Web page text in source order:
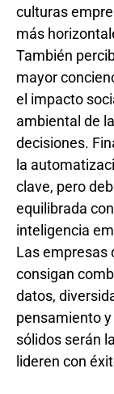
culturas
más
También
mayor
el impacto
ambiental de
decisiones.
la
clave, pero
equilibrada con
inteligencia
Las empresas
consigan
datos,
pensamiento
sólidos serán
lideren con